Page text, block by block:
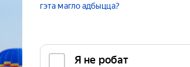
гэта магло адбыцца?
Я не робат